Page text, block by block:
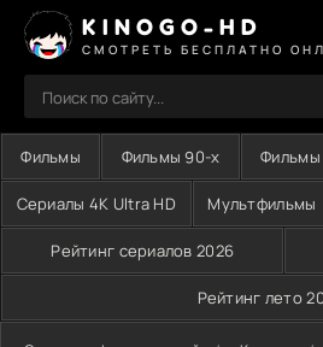
KINOGO-HD
СМОТРЕТЬ БЕСПЛАТНО
Фильмы Фильмы 90-х Фильмы
Сериалы 4K Ultra HD Мультфильмы
Рейтинг сериалов 2026
Рейтинг лето